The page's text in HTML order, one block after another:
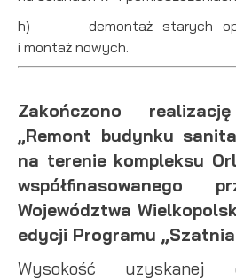
h) demontaż starych
i montaż nowych.
Zakończono
„Remont budynku
na terenie kompleksu
współfinasowanego
Województwa
edycji Programu
Wysokość uzyskanej